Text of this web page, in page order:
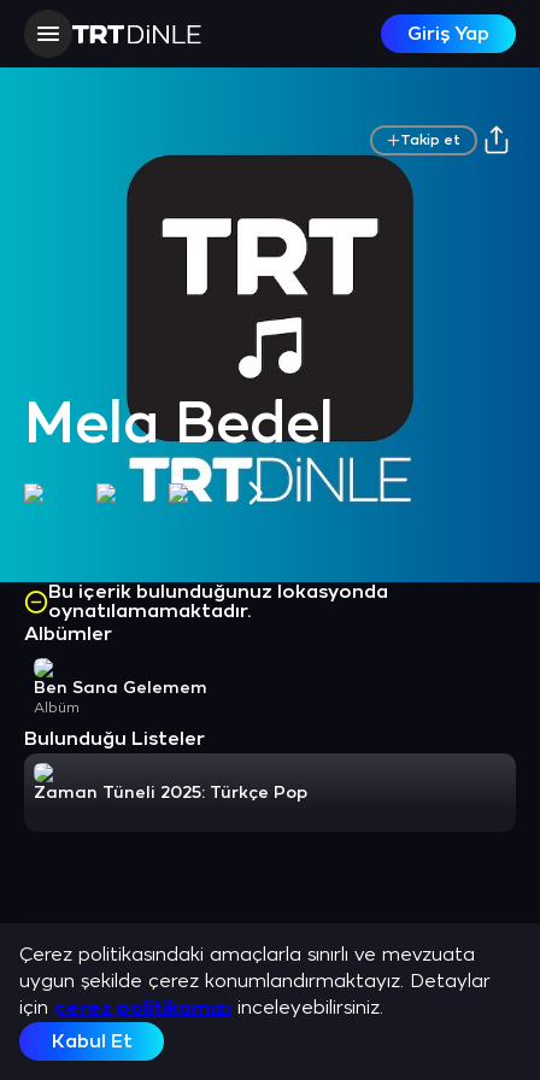
Giriş Yap
Mela Bedel
Takip et
Bu içerik bulunduğunuz lokasyonda
oynatılamamaktadır.
Albümler
Ben Sana Gelemem
Albüm
Bulunduğu Listeler
Zaman Tüneli 2025: Türkçe Pop
Çerez politikasındaki amaçlarla sınırlı ve mevzuata
uygun şekilde çerez konumlandırmaktayız. Detaylar
için çerez politikamızı inceleyebilirsiniz.
Kabul Et